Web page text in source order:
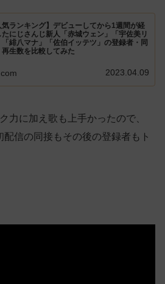
気ランキング】デビューしてから1週間が経
たにじさんじ新人「赤城ウェン」「宇佐美リ
「緋八マナ」「佐伯イッテツ」の登録者・同
再生数を比較してみた
2023.04.09
力に加え歌も上手かったので、
信の同接もその後の登録者もト